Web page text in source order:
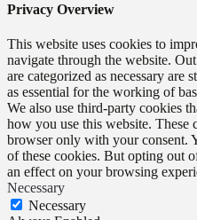
Privacy Overview
This website uses cookies to
navigate through the website.
are categorized as necessary are
as essential for the working of
We also use third-party cookies
how you use this website.
browser only with your consent.
of these cookies. But opting out
an effect on your browsing
Necessary
Necessary